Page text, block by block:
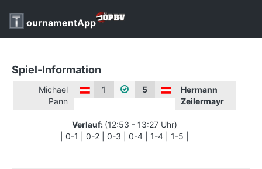
ournamentApp
Spiel-Information
Michael
Pann
1 5
Hermann
Zeilermayr
Verlauf: (12:53 - 13:27 Uhr)
| 0-1 | 0-2 | 0-3 | 0-4 | 1-4 | 1-5 |